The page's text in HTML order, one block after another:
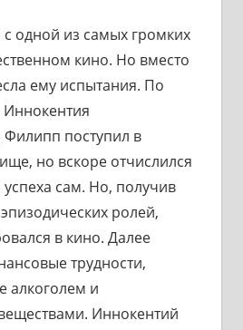
одной из самых громких
кино. Но вместо
ему испытания. По
Филипп поступил в
но вскоре отчислился
успеха сам. Но, получив
ролей,
в кино. Далее
трудности,
алкоголем и
Иннокентий